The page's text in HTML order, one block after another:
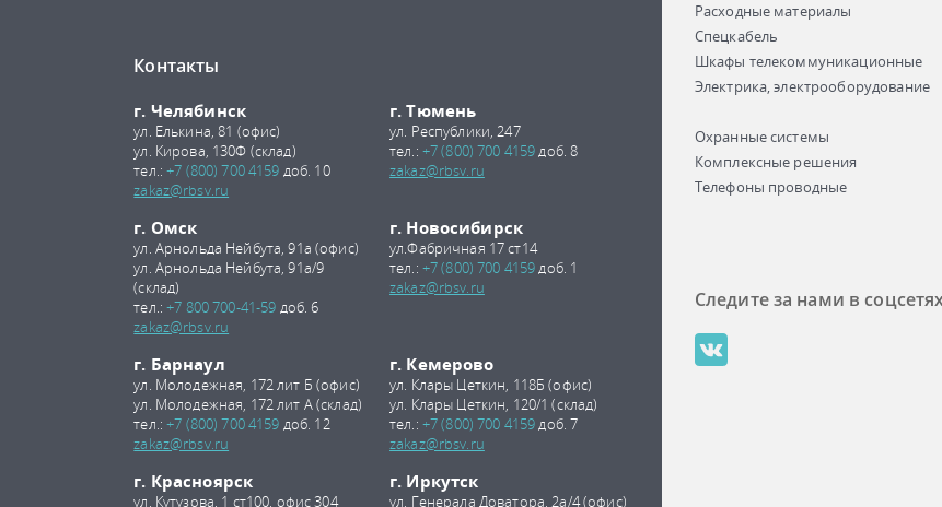
Контакты
г. Челябинск
ул. Елькина, 81 (офис)
ул. Кирова, 130Ф (склад)
тел.:+7 (800) 700 4159 доб. 10
zakaz@rbsv.ru
г. Тюмень
ул. Республики, 247
тел.: +7 (800) 700 4159доб. 8
zakaz@rbsv.ru
г. Омск
ул. Арнольда Нейбута, 91а (офис)
ул. Арнольда Нейбута, 91а/9
(склад)
тел.:+7 800 700-41-59 доб. 6
zakaz@rbsv.ru
г. Новосибирск
ул.Фабричная 17 ст14
тел.: +7 (800) 700 4159доб. 1
zakaz@rbsv.ru
г. Барнаул
ул. Молодежная, 172 лит Б (офис)
ул. Молодежная, 172 лит А (склад)
тел.:+7 (800) 700 4159 доб. 12
zakaz@rbsv.ru
г. Кемерово
ул. Клары Цеткин, 118Б (офис)
ул. Клары Цеткин, 120/1 (склад)
тел.: +7 (800) 700 4159доб. 7
zakaz@rbsv.ru
г. Красноярск
ул. Кутузова, 1 ст100, офис 304
г. Иркутск
ул. Генерала Доватора, 2а/4 (офис)
Расходные материалы
Спецкабель
Шкафы телекоммуникационные
Электрика, электрооборудование
Охранные системы
Комплексные решения
Телефоны проводные
Следите за нами в